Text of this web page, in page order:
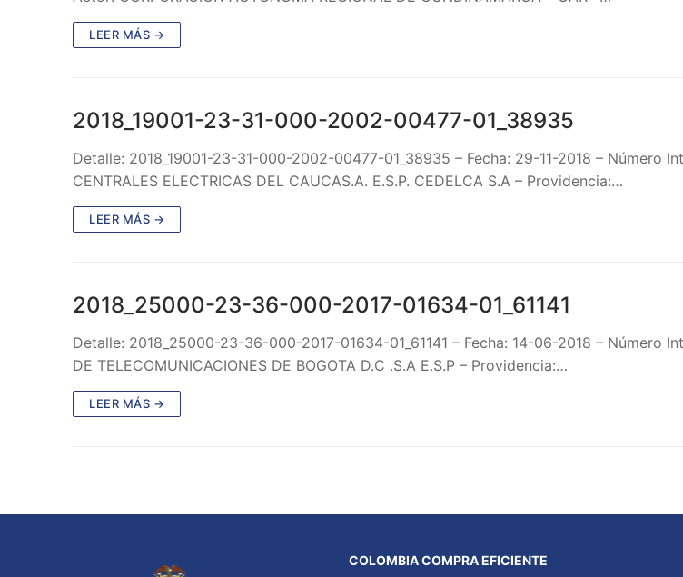
LEER MÁS →
2018_19001-23-31-000-2002-00477-01_38935
Detalle: 2018_19001-23-31-000-2002-00477-01_38935 – Fecha: 29-11-2018 – Número
CENTRALES ELECTRICAS DEL CAUCAS.A. E.S.P. CEDELCA S.A – Providencia:…
LEER MÁS →
2018_25000-23-36-000-2017-01634-01_61141
Detalle: 2018_25000-23-36-000-2017-01634-01_61141 – Fecha: 14-06-2018 – Número
DE TELECOMUNICACIONES DE BOGOTA D.C .S.A E.S.P – Providencia:…
LEER MÁS →
COLOMBIA COMPRA EFICIENTE